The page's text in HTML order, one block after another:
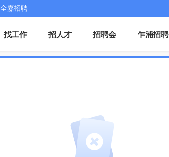
全嘉招聘
找工作 招人才 招聘会 乍浦招聘